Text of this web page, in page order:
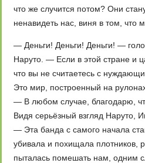
что же случится потом? Они
ненавидеть нас, виня в том, что
— Деньги! Деньги! Деньги! —
Наруто. — Если в этой стране и
что вы не считаетесь с
Это мир, построенный на
— В любом случае, благодарю,
Видя серьёзный взгляд Наруто,
— Эта банда с самого начала
убивала и похищала плотников,
пыталась помешать нам, одним